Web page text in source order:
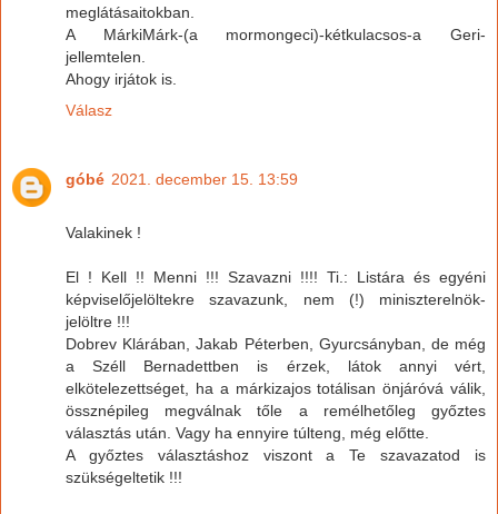
meglátásaitokban.
A MárkiMárk-(a mormongeci)-kétkulacsos-a Geri-
jellemtelen.
Ahogy irjátok is.
Válasz
góbé 2021. december 15. 13:59
Valakinek !
El ! Kell !! Menni !!! Szavazni !!!! Ti.: Listára és egyéni
képviselőjelöltekre szavazunk, nem (!) miniszterelnök-
jelöltre !!!
Dobrev Klárában, Jakab Péterben, Gyurcsányban, de még
a Széll Bernadettben is érzek, látok annyi vért,
elkötelezettséget, ha a márkizajos totálisan önjáróvá válik,
össznépileg megválnak tőle a remélhetőleg győztes
választás után. Vagy ha ennyire túlteng, még előtte.
A győztes választáshoz viszont a Te szavazatod is
szükségeltetik !!!